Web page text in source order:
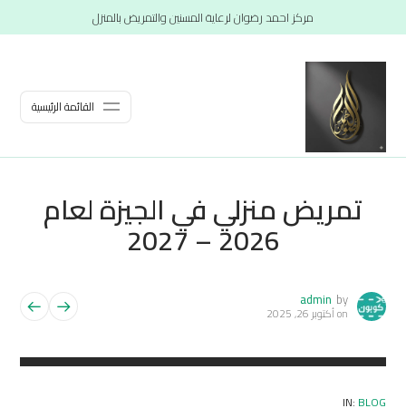
مركز احمد رضوان لرعاية المسنين والتمريض بالمنزل
القائمة الرئيسية
تمريض منزلي في الجيزة لعام
2026 – 2027
by
admin
onأكتوبر 26, 2025
IN: BLOG